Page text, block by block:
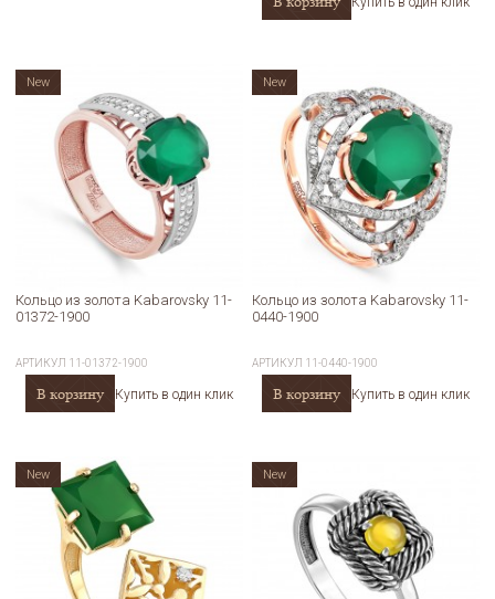
Кольцо из золота Kabarovsky 11-
01372-1900
АРТИКУЛ 11-01372-1900
В корзину Купить в один клик
New
Кольцо из золота Kabarovsky 11-
0440-1900
АРТИКУЛ 11-0440-1900
В корзину Купить в один клик
New
New New